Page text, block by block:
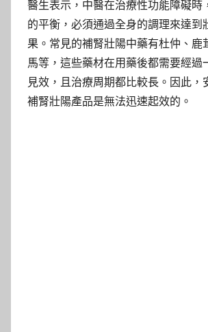
醫生表示，中醫在治療性功能障礙時
的平衡，必須通過全身的調理來達到
果。常見的補腎壯陽中藥有杜仲、鹿
馬等，這些藥材在用藥後都需要經過
見效，且治療周期都比較長。因此，
補腎壯陽產品是無法迅速起效的。